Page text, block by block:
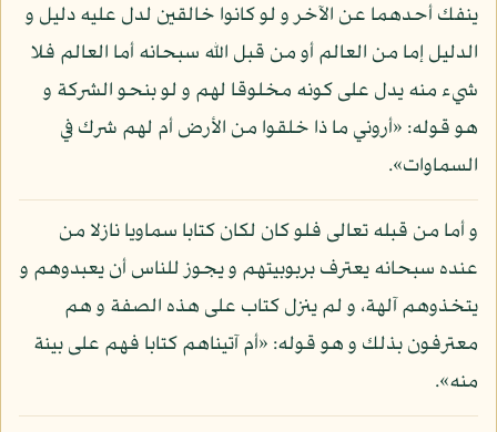
ينفك أحدهما عن الآخر و لو كانوا خالقين لدل عليه دليل و
الدليل إما من العالم أو من قبل الله سبحانه أما العالم فلا
شيء منه يدل على كونه مخلوقا لهم و لو بنحو الشركة و
هو قوله: «أروني ما ذا خلقوا من الأرض أم لهم شرك في
السماوات».
و أما من قبله تعالى فلو كان لكان كتابا سماويا نازلا من
عنده سبحانه يعترف بربوبيتهم و يجوز للناس أن يعبدوهم و
يتخذوهم آلهة، و لم ينزل كتاب على هذه الصفة و هم
معترفون بذلك و هو قوله: «أم آتيناهم كتابا فهم على بينة
منه».